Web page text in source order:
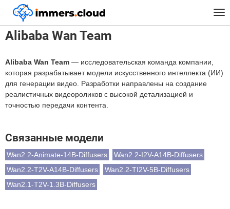
™
Главная Alibaba Wan Team
Alibaba Wan Team
Alibaba Wan Team — исследовательская команда компании,
которая разрабатывает модели искусственного интеллекта (ИИ)
для генерации видео. Разработки направлены на создание
реалистичных видеороликов с высокой детализацией и
точностью передачи контента.
Связанные модели
Wan2.2-Animate-14B-Diffusers
Wan2.2-I2V-A14B-Diffusers
Wan2.2-T2V-A14B-Diffusers
Wan2.2-TI2V-5B-Diffusers
Wan2.1-T2V-1.3B-Diffusers